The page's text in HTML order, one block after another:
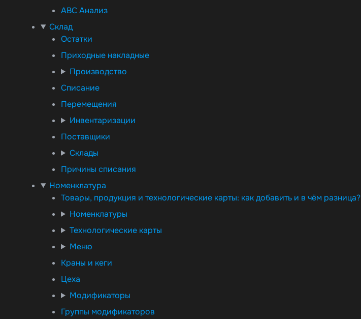
ABC Анализ
Склад
Остатки
Приходные накладные
Производство
Списание
Перемещения
Инвентаризации
Поставщики
Склады
Причины списания
Номенклатура
Товары, продукция и технологические карты: как добавить и в чём разница?
Номенклатуры
Технологические карты
Меню
Краны и кеги
Цеха
Модификаторы
Группы модификаторов